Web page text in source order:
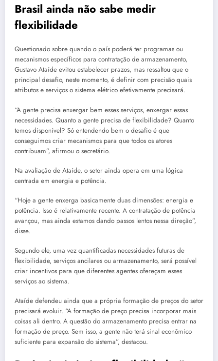
Brasil ainda não sabe medir
flexibilidade
Questionado sobre quando o país poderá ter programas ou
mecanismos específicos para contratação de armazenamento,
Gustavo Ataíde evitou estabelecer prazos, mas ressaltou que o
principal desafio, neste momento, é definir com precisão quais
atributos e serviços o sistema elétrico efetivamente precisará.
“A gente precisa enxergar bem esses serviços, enxergar essas
necessidades. Quanto a gente precisa de flexibilidade? Quanto
temos disponível? Só entendendo bem o desafio é que
conseguimos criar mecanismos para que todos os atores
contribuam”, afirmou o secretário.
Na avaliação de Ataíde, o setor ainda opera em uma lógica
centrada em energia e potência.
“Hoje a gente enxerga basicamente duas dimensões: energia e
potência. Isso é relativamente recente. A contratação de potência
avançou, mas ainda estamos dando passos lentos nessa direção”,
disse.
Segundo ele, uma vez quantificadas necessidades futuras de
flexibilidade, serviços ancilares ou armazenamento, será possível
criar incentivos para que diferentes agentes ofereçam esses
serviços ao sistema.
Ataíde defendeu ainda que a própria formação de preços do setor
precisará evoluir. “A formação de preço precisa incorporar mais
coisas ali dentro. A questão do armazenamento precisa entrar na
formação de preço. Sem isso, a gente não terá sinal econômico
suficiente para expansão do sistema”, destacou.